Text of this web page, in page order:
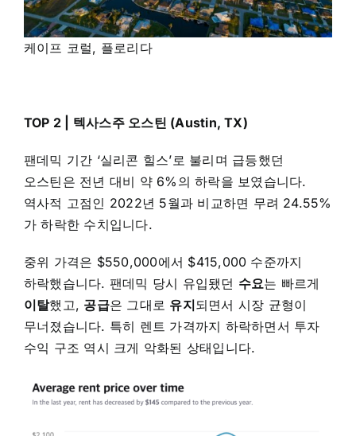
케이프 코럴, 플로리다
TOP 2 | 텍사스주 오스틴 (Austin, TX)
팬데믹 기간 ‘실리콘 힐스’로 불리며 급등했던
오스틴은 전년 대비 약 6%의 하락을 보였습니다.
역사적 고점인 2022년 5월과 비교하면 무려 24.55%
가 하락한 수치입니다.
중위 가격은 $550,000에서 $415,000 수준까지
하락했습니다. 팬데믹 당시 유입됐던 수요는 빠르게
이탈했고, 공급은 그대로 유지되면서 시장 균형이
무너졌습니다. 특히 렌트 가격까지 하락하면서 투자
수익 구조 역시 크게 악화된 상태입니다.